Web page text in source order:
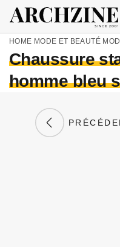
HOME MODE ET BEAUTÉ
Chaussure
homme bleu